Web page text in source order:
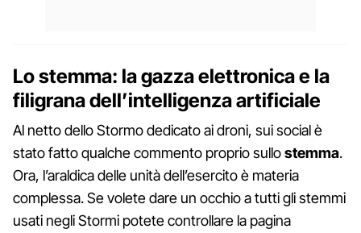
Lo stemma: la gazza elettronica e la
filigrana dell’intelligenza artificiale
Al netto dello Stormo dedicato ai droni, sui social è
stato fatto qualche commento proprio sullostemma.
Ora, l’araldica delle unità dell’esercito è materia
complessa. Se volete dare un occhio a tutti gli stemmi
usati negli Stormi potete controllare la pagina